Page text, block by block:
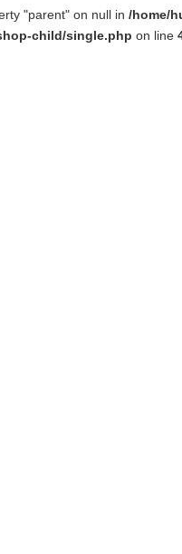
"parent" on null in /home/
child/single.php on line